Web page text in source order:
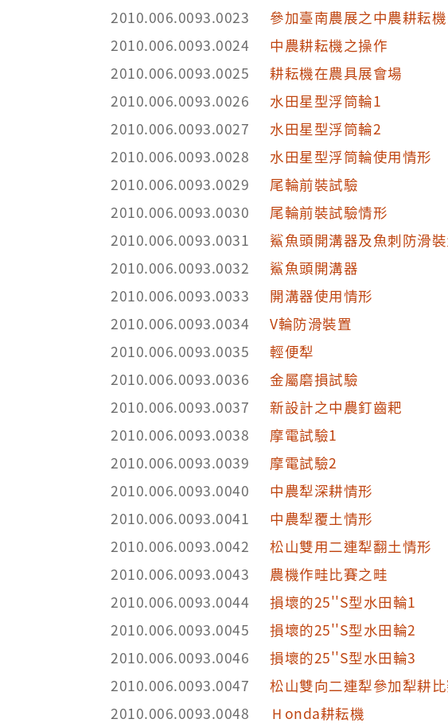
2010.006.0093.0023
參加臺南農展之中農耕耘機
2010.006.0093.0024
中農耕耘機之操作
2010.006.0093.0025
耕耘機在農具展會場
2010.006.0093.0026
水田星型浮筒輪1
2010.006.0093.0027
水田星型浮筒輪2
2010.006.0093.0028
水田星型浮筒輪使用情形
2010.006.0093.0029
尾輪前裝試驗
2010.006.0093.0030
尾輪前裝試驗情形
2010.006.0093.0031
鯊魚頭開溝器及魚刺防滑
2010.006.0093.0032
鯊魚頭開溝器
2010.006.0093.0033
開溝器使用情形
2010.006.0093.0034
V輪防滑裝置
2010.006.0093.0035
輕便犁
2010.006.0093.0036
金屬磨損試驗
2010.006.0093.0037
新設計之中農釘齒耙
2010.006.0093.0038
摩電試驗1
2010.006.0093.0039
摩電試驗2
2010.006.0093.0040
中農犁深耕情形
2010.006.0093.0041
中農犁覆土情形
2010.006.0093.0042
松山雙用二連犁翻土情形
2010.006.0093.0043
農機作畦比賽之畦
2010.006.0093.0044
損壞的25''S型水田輪1
2010.006.0093.0045
損壞的25''S型水田輪2
2010.006.0093.0046
損壞的25''S型水田輪3
2010.006.0093.0047
松山雙向二連犁參加犁耕
2010.006.0093.0048
Ｈonda耕耘機